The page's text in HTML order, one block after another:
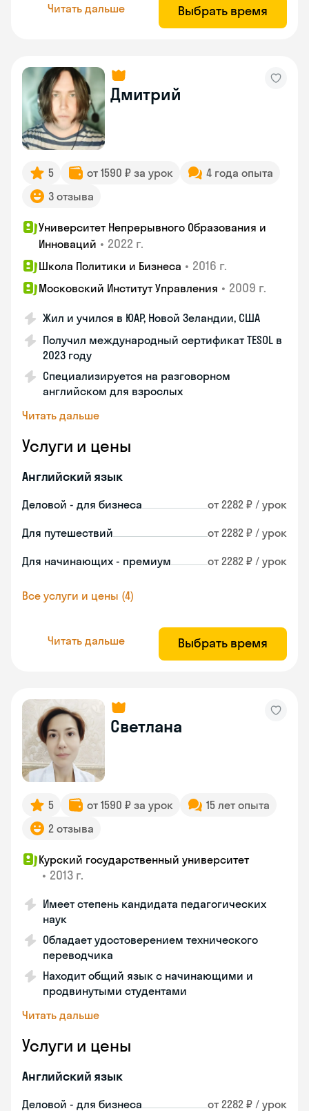
Читать дальше Выбрать время
Дмитрий
5 от 1590 ₽ за урок
4 года опыта
3 отзыва
Университет Непрерывного Образования и
Инноваций • 2022 г.
Школа Политики и Бизнеса • 2016 г.
Московский Институт Управления • 2009 г.
Жил и учился в ЮАР, Новой Зеландии, США
Получил международный сертификат TESOL в
2023 году
Специализируется на разговорном
английском для взрослых
Читать дальше
Услуги и цены
Английский язык
Деловой - для бизнеса от 2282 ₽ / урок
Для путешествий от 2282 ₽ / урок
Для начинающих - премиум от 2282 ₽ / урок
Все услуги и цены (4)
Читать дальше Выбрать время
Светлана
5 от 1590 ₽ за урок
15 лет опыта
2 отзыва
Курский государственный университет
• 2013 г.
Имеет степень кандидата педагогических
наук
Обладает удостоверением технического
переводчика
Находит общий язык с начинающими и
продвинутыми студентами
Читать дальше
Услуги и цены
Английский язык
Деловой - для бизнеса от 2282 ₽ / урок